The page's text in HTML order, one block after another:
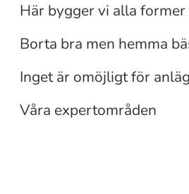
Här bygger vi alla former
Borta bra men hemma
Inget är omöjligt för
Våra expertområden
Affärstöd
Järnväg